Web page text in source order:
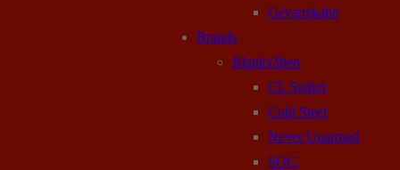
Geværskabe
Brands
Blankvåben
CL Seifert
Cold Steel
Never Unarmed
SOG